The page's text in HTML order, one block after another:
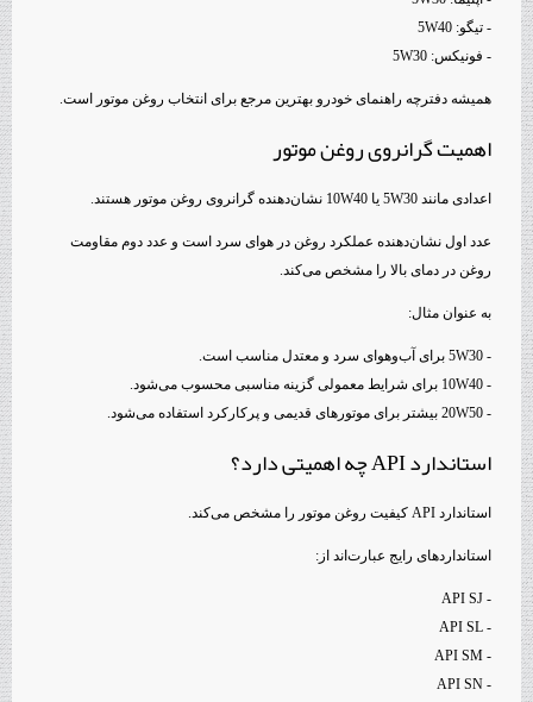
- تیگو: 5W40
- فونیکس: 5W30
همیشه دفترچه راهنمای خودرو بهترین مرجع برای انتخاب روغن موتور است.
اهمیت گرانروی روغن موتور
اعدادی مانند 5W30 یا 10W40 نشان‌دهنده گرانروی روغن موتور هستند.
عدد اول نشان‌دهنده عملکرد روغن در هوای سرد است و عدد دوم مقاومت
روغن در دمای بالا را مشخص می‌کند.
به عنوان مثال:
- 5W30 برای آب‌وهوای سرد و معتدل مناسب است.
- 10W40 برای شرایط معمولی گزینه مناسبی محسوب می‌شود.
- 20W50 بیشتر برای موتورهای قدیمی و پرکارکرد استفاده می‌شود.
استاندارد API چه اهمیتی دارد؟
استاندارد API کیفیت روغن موتور را مشخص می‌کند.
استانداردهای رایج عبارت‌اند از:
- API SJ
- API SL
- API SM
- API SN